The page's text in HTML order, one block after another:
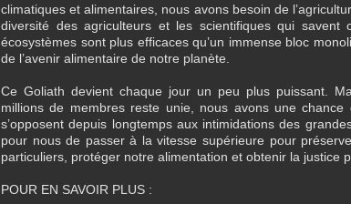
climatiques et alimentaires, nous avons besoin de
diversité des agriculteurs et les scientifiques qui
écosystèmes sont plus efficaces qu’un immense bloc
de l’avenir alimentaire de notre planète.
Ce Goliath devient chaque jour un peu plus puissant.
millions de membres reste unie, nous avons une chance
s’opposent depuis longtemps aux intimidations des
pour nous de passer à la vitesse supérieure pour
particuliers, protéger notre alimentation et obtenir la justice
POUR EN SAVOIR PLUS :